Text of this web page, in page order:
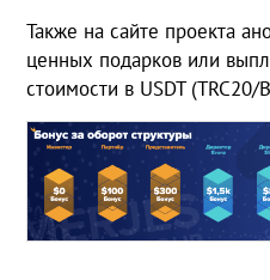
Также на сайте проекта
ценных подарков или
стоимости в USDT (TRC20/